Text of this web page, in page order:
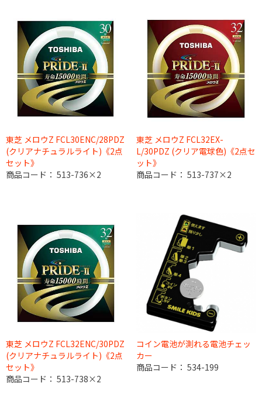
東芝 メロウZ FCL30ENC/28PDZ
(クリアナチュラルライト)《2点
セット》
商品コード： 513-736×2
東芝 メロウZ FCL32EX-
L/30PDZ (クリア電球色)《2点セ
ット》
商品コード： 513-737×2
東芝 メロウZ FCL32ENC/30PDZ
(クリアナチュラルライト)《2点
セット》
商品コード： 513-738×2
コイン電池が測れる電池チェッ
カー
商品コード： 534-199